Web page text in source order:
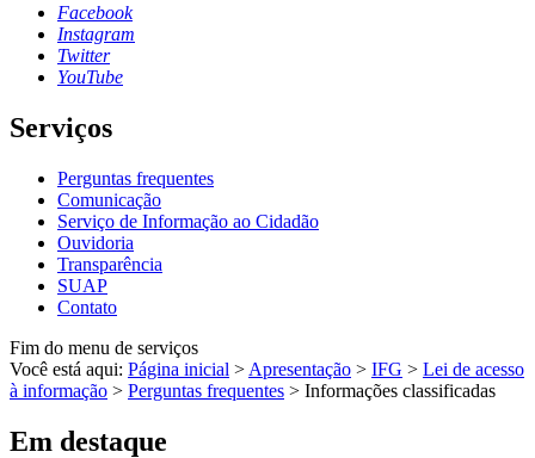
Facebook
Instagram
Twitter
YouTube
Serviços
Perguntas frequentes
Comunicação
Serviço de Informação ao Cidadão
Ouvidoria
Transparência
SUAP
Contato
Fim do menu de serviços
Você está aqui: Página inicial > Apresentação > IFG > Lei de acesso
à informação > Perguntas frequentes > Informações classificadas
Em destaque